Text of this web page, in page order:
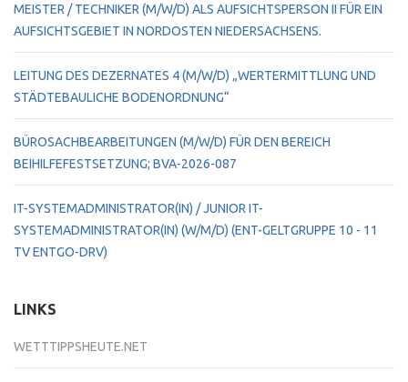
MEISTER / TECHNIKER (M/W/D) ALS AUFSICHTSPERSON II FÜR EIN
AUFSICHTSGEBIET IN NORDOSTEN NIEDERSACHSENS.
LEITUNG DES DEZERNATES 4 (M/W/D) „WERTERMITTLUNG UND
STÄDTEBAULICHE BODENORDNUNG“
BÜROSACHBEARBEITUNGEN (M/W/D) FÜR DEN BEREICH
BEIHILFEFESTSETZUNG; BVA-2026-087
IT-SYSTEMADMINISTRATOR(IN) / JUNIOR IT-
SYSTEMADMINISTRATOR(IN) (W/M/D) (ENT-GELTGRUPPE 10 - 11
TV ENTGO-DRV)
LINKS
WETTTIPPSHEUTE.NET